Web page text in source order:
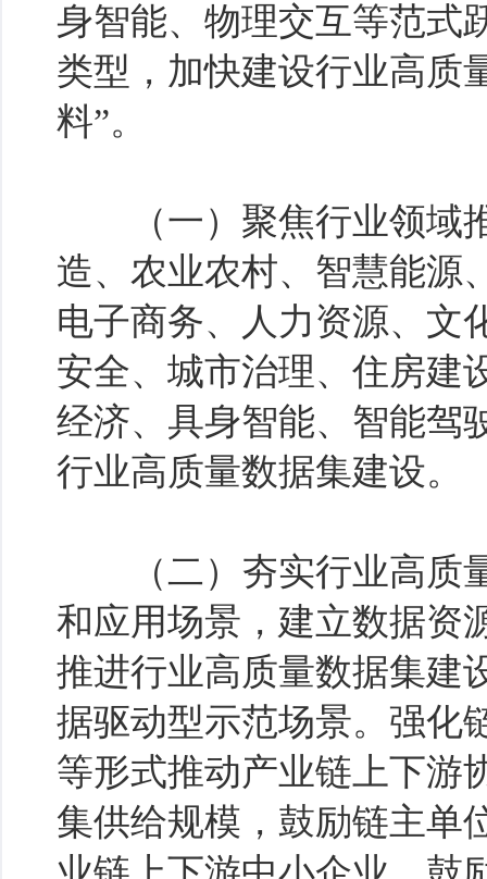
身智能、物理交互等范式
类型，加快建设行业高质
料”。
（一）聚焦行业领域推
造、农业农村、智慧能源
电子商务、人力资源、文
安全、城市治理、住房建
经济、具身智能、智能驾
行业高质量数据集建设。
（二）夯实行业高质量
和应用场景，建立数据资
推进行业高质量数据集建
据驱动型示范场景。强化
等形式推动产业链上下游
集供给规模，鼓励链主单